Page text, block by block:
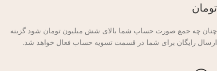
تومان
چنان چه جمع صورت حساب شما بالای شش میلیون تومان شود گزینه
ارسال رایگان برای شما در قسمت تسویه حساب فعال خواهد شد.